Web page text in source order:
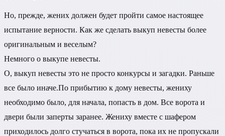
Но, прежде, жених должен будет пройти самое настоящее
испытание верности. Как же сделать выкуп невесты более
оригинальным и веселым?
Немного о выкупе невесты.
О, выкуп невесты это не просто конкурсы и загадки. Раньше
все было иначе.По прибытию к дому невесты, жениху
необходимо было, для начала, попасть в дом. Все ворота и
двери были заперты заранее. Жениху вместе с шафером
приходилось долго стучаться в ворота, пока их не пропускали